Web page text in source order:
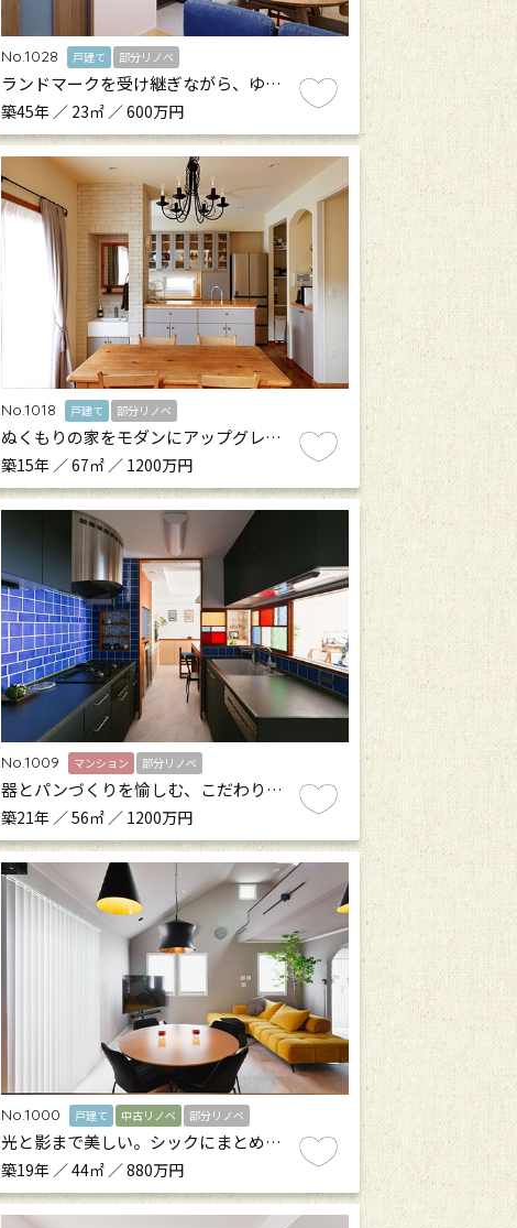
No.1028 戸建て 部分リノベ
ランドマークを受け継ぎながら、ゆ…
築45年 ／ 23㎡ ／ 600万円
No.1018 戸建て 部分リノベ
ぬくもりの家をモダンにアップグレ…
築15年 ／ 67㎡ ／ 1200万円
No.1009 マンション 部分リノベ
器とパンづくりを愉しむ、こだわり…
築21年 ／ 56㎡ ／ 1200万円
No.1000 戸建て 中古リノベ 部分リノベ
光と影まで美しい。シックにまとめ…
築19年 ／ 44㎡ ／ 880万円